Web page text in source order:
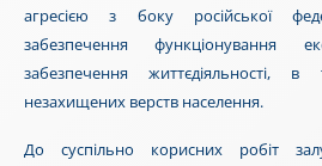
агресією з боку російської
забезпечення функціонування
забезпечення життєдіяльності,
незахищених верств населення.
До суспільно корисних робіт